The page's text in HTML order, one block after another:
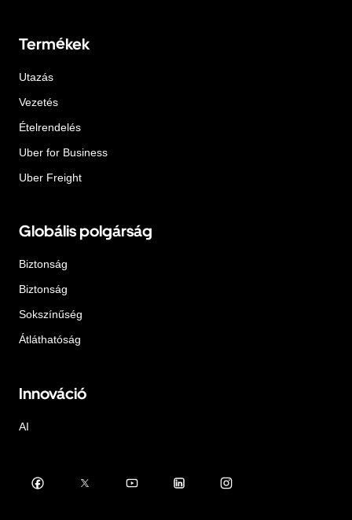
Termékek
Utazás
Vezetés
Ételrendelés
Uber for Business
Uber Freight
Globális polgárság
Biztonság
Biztonság
Sokszínűség
Átláthatóság
Innováció
AI